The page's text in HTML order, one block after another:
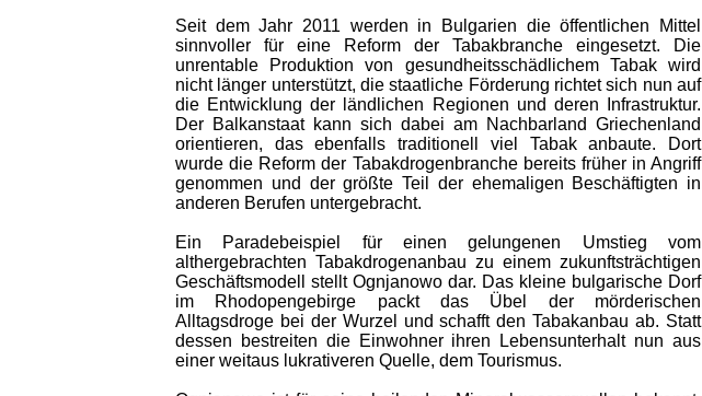
Seit dem Jahr 2011 werden in Bulgarien die öffentlichen Mittel
sinnvoller für eine Reform der Tabakbranche eingesetzt. Die
unrentable Produktion von gesundheitsschädlichem Tabak wird
nicht länger unterstützt, die staatliche Förderung richtet sich nun auf
die Entwicklung der ländlichen Regionen und deren Infrastruktur.
Der Balkanstaat kann sich dabei am Nachbarland Griechenland
orientieren, das ebenfalls traditionell viel Tabak anbaute. Dort
wurde die Reform der Tabakdrogenbranche bereits früher in Angriff
genommen und der größte Teil der ehemaligen Beschäftigten in
anderen Berufen untergebracht.
Ein Paradebeispiel für einen gelungenen Umstieg vom
althergebrachten Tabakdrogenanbau zu einem zukunftsträchtigen
Geschäftsmodell stellt Ognjanowo dar. Das kleine bulgarische Dorf
im Rhodopengebirge packt das Übel der mörderischen
Alltagsdroge bei der Wurzel und schafft den Tabakanbau ab. Statt
dessen bestreiten die Einwohner ihren Lebensunterhalt nun aus
einer weitaus lukrativeren Quelle, dem Tourismus.